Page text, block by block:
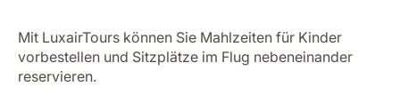
Mit LuxairTours können Sie Mahlzeiten für Kinder
vorbestellen und Sitzplätze im Flug nebeneinander
reservieren.